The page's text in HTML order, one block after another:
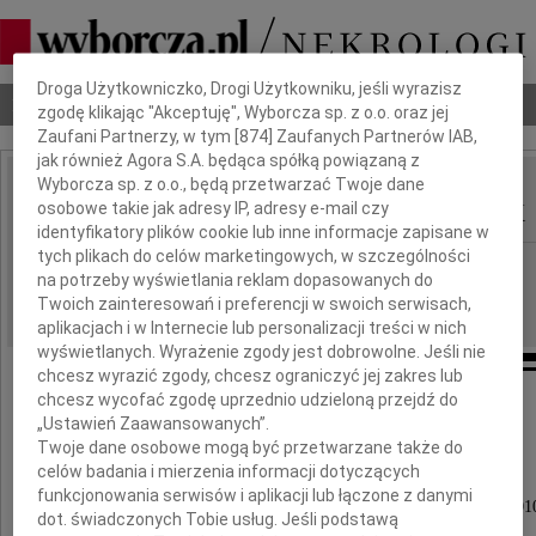
Nekrologi Odeszli Poradnik pogrzebowy
IMIĘ I NAZWISKO: Aleksander Maksymiuk
REGION: Gdańsk
DATA EMISJI: 23.09.2010
zostaną w naszych sercach.
Z głębokim żalem zawiadamiamy, że 21 września
odszedł od nas kochany Mąż i Tatuś
Dbamy o Twoją prywatność
Droga Użytkowniczko, Drogi Użytkowniku, jeśli wyrazisz
zgodę klikając "Akceptuję", Wyborcza sp. z o.o. oraz jej
Zaufani Partnerzy, w tym [874 ] Zaufanych Partnerów IAB,
jak również Agora S.A. będąca spółką powiązaną z
Wyborcza sp. z o.o., będą przetwarzać Twoje dane
osobowe takie jak adresy IP, adresy e-mail czy
identyfikatory plików cookie lub inne informacje zapisane w
tych plikach do celów marketingowych, w szczególności
na potrzeby wyświetlania reklam dopasowanych do
Twoich zainteresowań i preferencji w swoich serwisach,
aplikacjach i w Internecie lub personalizacji treści w nich
wyświetlanych. Wyrażenie zgody jest dobrowolne. Jeśli nie
chcesz wyrazić zgody, chcesz ograniczyć jej zakres lub
chcesz wycofać zgodę uprzednio udzieloną przejdź do
„Ustawień Zaawansowanych”.
Twoje dane osobowe mogą być przetwarzane także do
celów badania i mierzenia informacji dotyczących
funkcjonowania serwisów i aplikacji lub łączone z danymi
dot. świadczonych Tobie usług. Jeśli podstawą